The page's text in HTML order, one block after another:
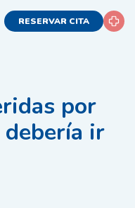
RESERVAR CITA
por
ir